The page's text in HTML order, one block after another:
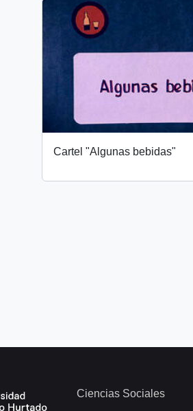
Cartel "Algunas bebidas"
Ciencias Sociales